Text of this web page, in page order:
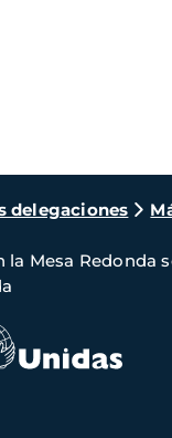
delegaciones
la Mesa Redonda